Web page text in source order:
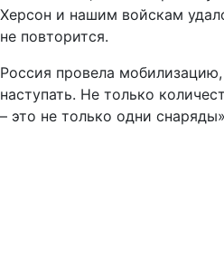
Херсон и нашим войскам
не повторится.
Россия провела
наступать. Не только
– это не только одни